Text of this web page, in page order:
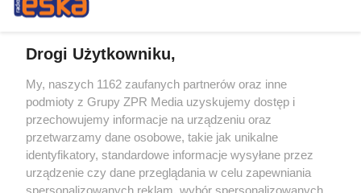
Żaden utwór zamieszczony w serwisie nie może być powielany i
rozpowszechniany lub dalej rozpowszechniany w jakikolwiek sposób (w
tym także elektroniczny lub mechaniczny) na jakimkolwiek polu
eksploatacji w jakiejkolwiek formie, włącznie z umieszczaniem w
Internecie bez pisemnej zgody właściciela praw. Jakiekolwiek użycie lub
wykorzystanie utworów w całości lub w części z naruszeniem prawa,
tzn. bez właściwej zgody, jest zabronione pod groźbą kary i może być
ścigane prawnie.
Drogi Użytkowniku,
My, naszych 1162 zaufanych partnerów oraz inne
podmioty z Grupy ZPR Media uzyskujemy dostęp i
przechowujemy informacje na urządzeniu oraz
przetwarzamy dane osobowe, takie jak unikalne
identyfikatory, standardowe informacje wysyłane przez
urządzenie czy dane przeglądania w celu zapewniania
spersonalizowanych reklam, wybór spersonalizowanych